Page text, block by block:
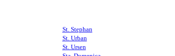
St. Stephan
St. Urban
St. Ursen